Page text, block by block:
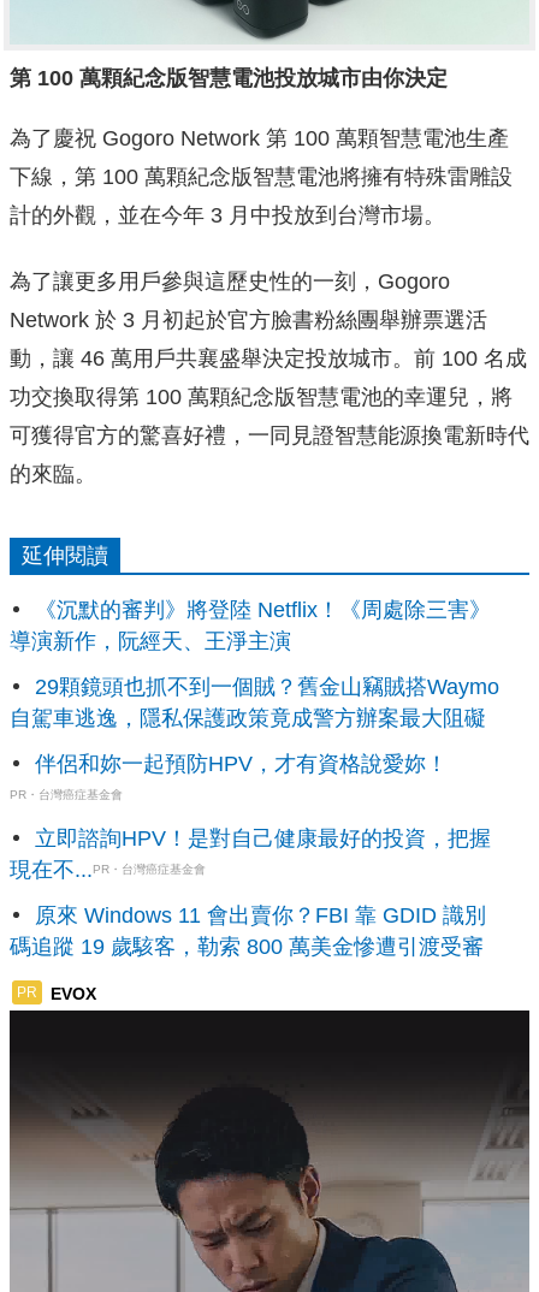
第 100 萬顆紀念版智慧電池投放城市由你決定
為了慶祝 Gogoro Network 第 100 萬顆智慧電池生產
下線，第 100 萬顆紀念版智慧電池將擁有特殊雷雕設
計的外觀，並在今年 3 月中投放到台灣市場。
為了讓更多用戶參與這歷史性的一刻，Gogoro
Network 於 3 月初起於官方臉書粉絲團舉辦票選活
動，讓 46 萬用戶共襄盛舉決定投放城市。前 100 名成
功交換取得第 100 萬顆紀念版智慧電池的幸運兒，將
可獲得官方的驚喜好禮，一同見證智慧能源換電新時代
的來臨。
延伸閱讀
《沉默的審判》將登陸 Netflix！《周處除三害》
導演新作，阮經天、王淨主演
29顆鏡頭也抓不到一個賊？舊金山竊賊搭Waymo
自駕車逃逸，隱私保護政策竟成警方辦案最大阻礙
伴侶和妳一起預防HPV，才有資格說愛妳！
PR・台灣癌症基金會
立即諮詢HPV！是對自己健康最好的投資，把握
現在不...PR・台灣癌症基金會
原來 Windows 11 會出賣你？FBI 靠 GDID 識別
碼追蹤 19 歲駭客，勒索 800 萬美金慘遭引渡受審
PR EVOX